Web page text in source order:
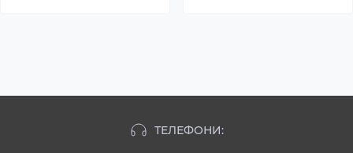
ТЕЛЕФОНИ: